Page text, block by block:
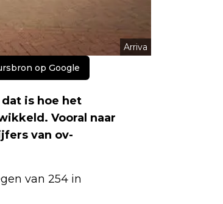
Arriva
op Google
dat is hoe het
Vooral naar
van ov-
van 254 in